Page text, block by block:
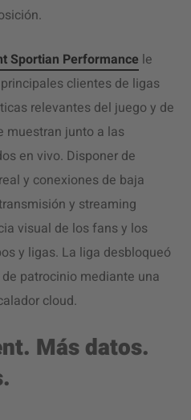
Sportian Performance le
clientes de ligas
relevantes del juego y de
muestran junto a las
en vivo. Disponer de
y conexiones de baja
y streaming
visual de los fans y los
y ligas. La liga desbloqueó
patrocinio mediante una
cloud.
Más datos.